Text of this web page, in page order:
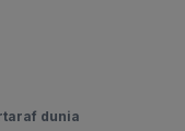
dunia